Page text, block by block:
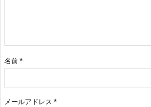
名前*
メールアドレス *